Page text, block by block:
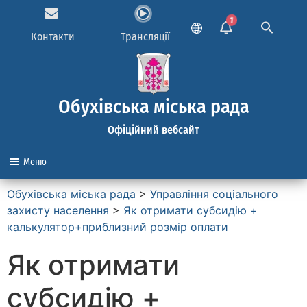
Контакти Трансляції
1
Обухівська міська рада
Офіційний вебсайт
Меню
Обухівська міська рада > Управління соціального
захисту населення > Як отримати субсидію +
калькулятор+приблизний розмір оплати
Як отримати
субсидію +